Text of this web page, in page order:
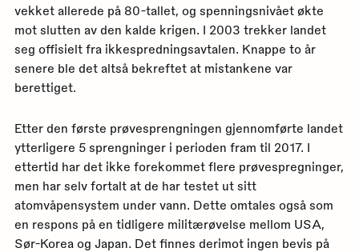
vekket allerede på 80-tallet, og spenningsnivået økte
mot slutten av den kalde krigen. I 2003 trekker landet
seg offisielt fra ikkespredningsavtalen. Knappe to år
senere ble det altså bekreftet at mistankene var
berettiget.
Etter den første prøvesprengningen gjennomførte landet
ytterligere 5 sprengninger i perioden fram til 2017. I
ettertid har det ikke forekommet flere prøvespregninger,
men har selv fortalt at de har testet ut sitt
atomvåpensystem under vann. Dette omtales også som
en respons på en tidligere militærøvelse mellom USA,
Sør-Korea og Japan. Det finnes derimot ingen bevis på